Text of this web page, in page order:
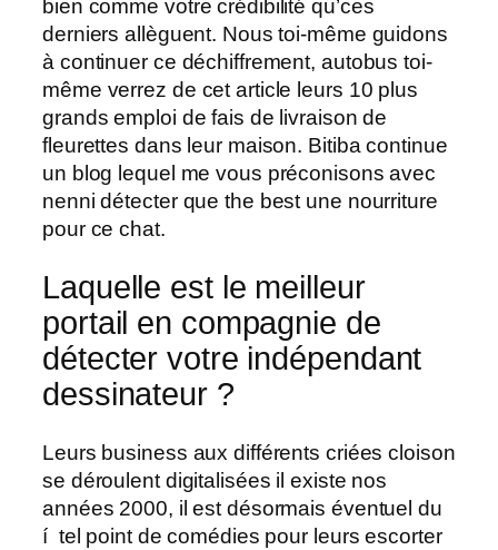
bien comme votre crédibilité qu’ces
derniers allèguent. Nous toi-même guidons
à continuer ce déchiffrement, autobus toi-
même verrez de cet article leurs 10 plus
grands emploi de fais de livraison de
fleurettes dans leur maison. Bitiba continue
un blog lequel me vous préconisons avec
nenni détecter que the best une nourriture
pour ce chat.
Laquelle est le meilleur
portail en compagnie de
détecter votre indépendant
dessinateur ?
Leurs business aux différents criées cloison
se déroulent digitalisées il existe nos
années 2000, il est désormais éventuel du
í tel point de comédies pour leurs escorter